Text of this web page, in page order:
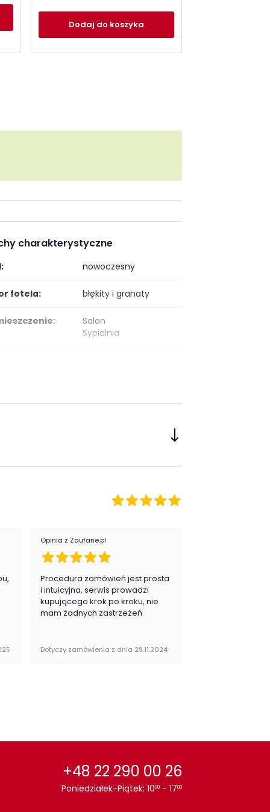
Dodaj do koszyka
charakterystyczne
nowoczesny
fotela: błękity i granaty
Salon
Sypialnia
Opinia z Zaufane.pl
Procedura zamówień jest prosta
i intuicyjna, serwis prowadzi
kupującego krok po kroku, nie
mam żadnych zastrzeżeń
Dotyczy zamówienia z dnia 29.11.2024
+48 22 290 00 26
Poniedziałek-Piątek: 1000 - 1700